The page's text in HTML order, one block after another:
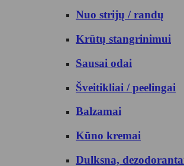
Nuo strijų / randų
Krūtų stangrinimui
Sausai odai
Šveitikliai / peelingai
Balzamai
Kūno kremai
Dulksna,